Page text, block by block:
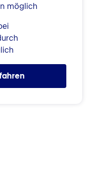
möglich